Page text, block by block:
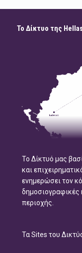
Το Δίκτυο της
Το Δίκτυό μας
και
ενημερώσει τον
δημοσιογραφικές
περιοχής.
Τα Sites του